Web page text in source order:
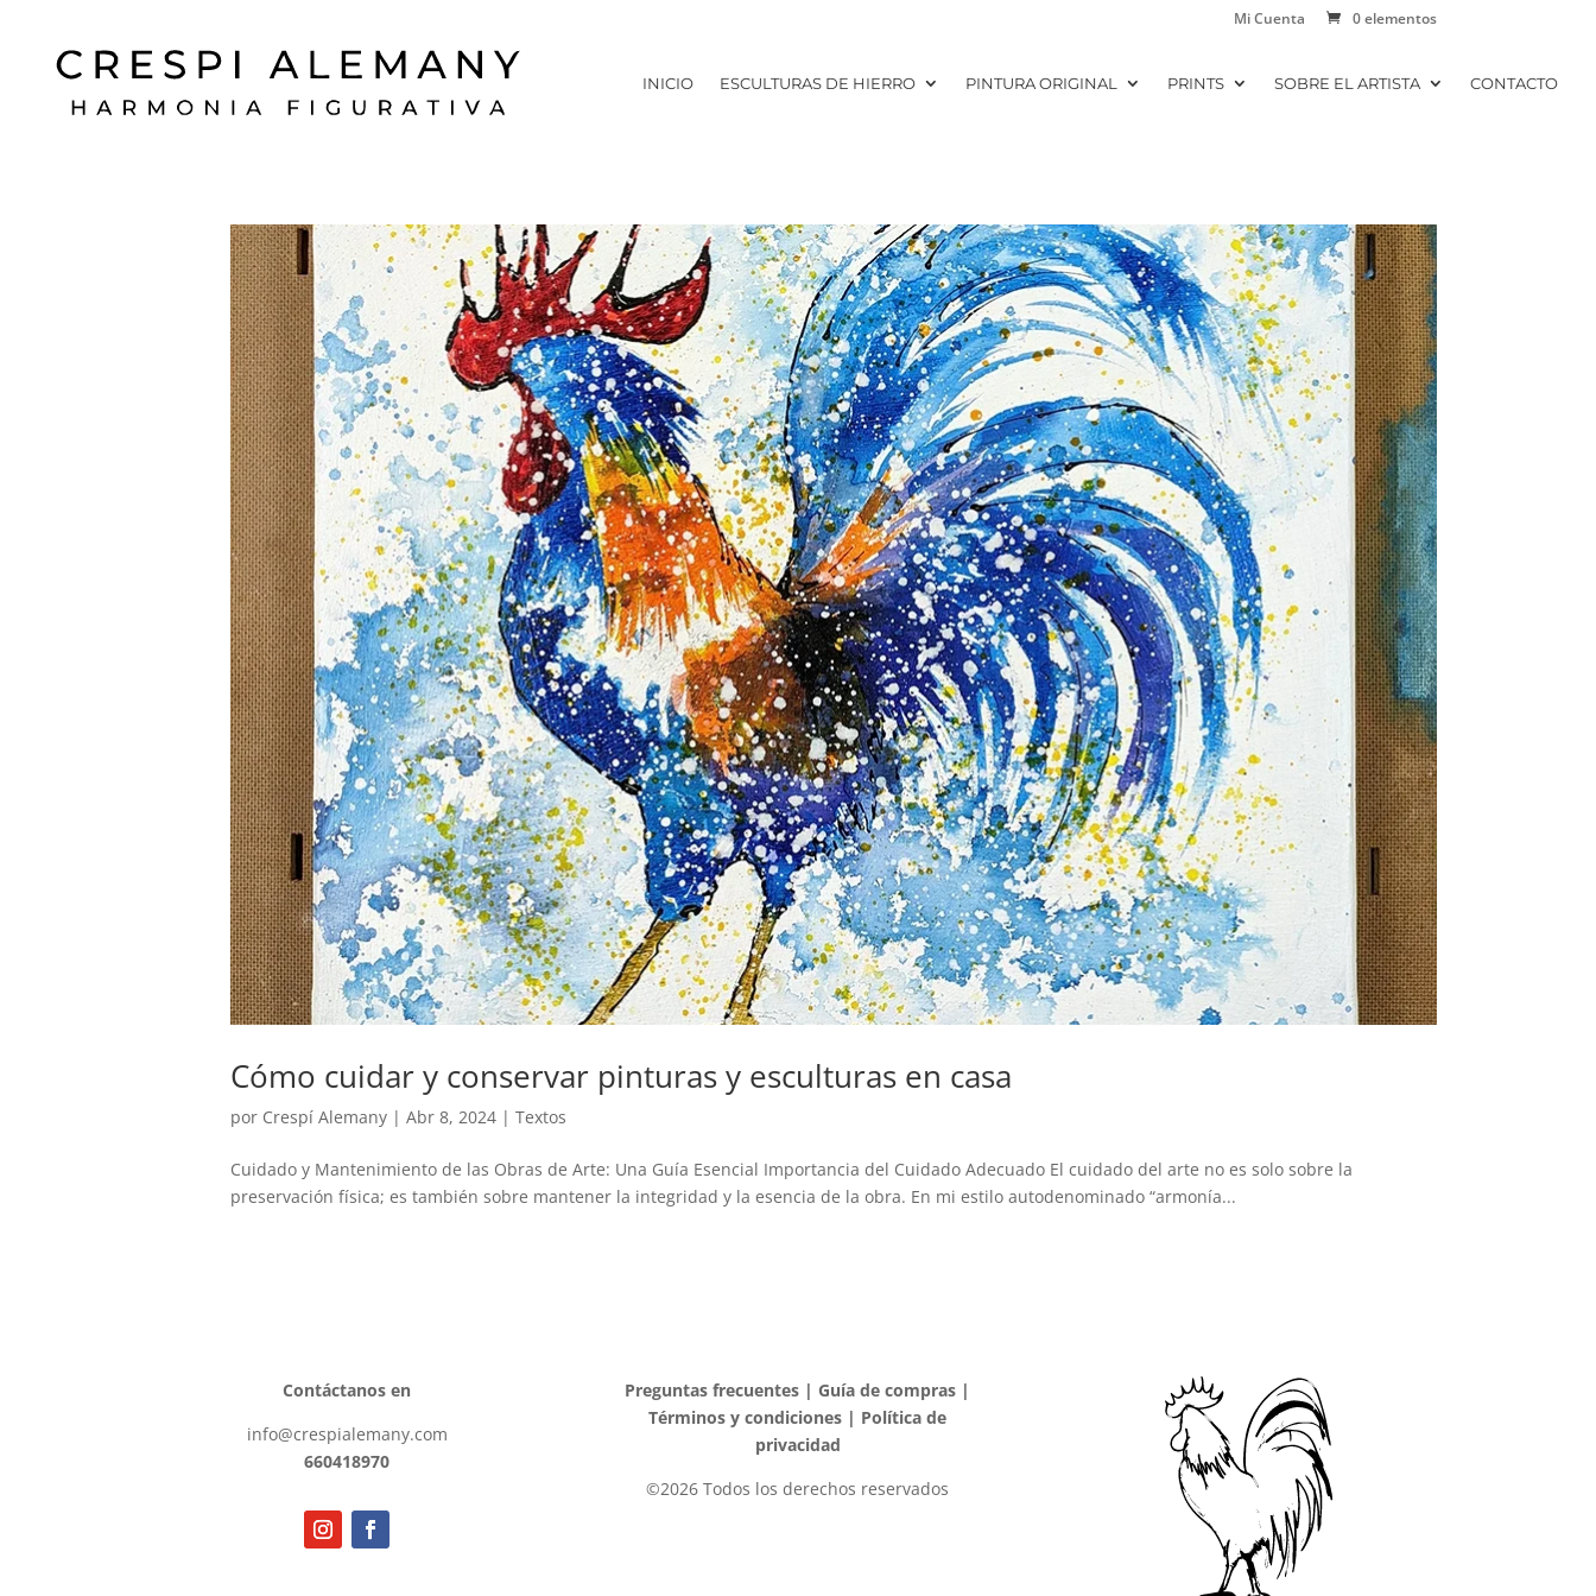
Mi Cuenta 0 elementos
INICIO ESCULTURAS DE HIERRO PINTURA ORIGINAL PRINTS SOBRE EL ARTISTA CONTACTO
Cómo cuidar y conservar pinturas y esculturas en casa
por Crespí Alemany| Abr 8, 2024| Textos
Cuidado y Mantenimiento de las Obras de Arte: Una Guía Esencial Importancia del Cuidado Adecuado El cuidado del arte no es solo sobre la
preservación física; es también sobre mantener la integridad y la esencia de la obra. En mi estilo autodenominado “armonía...
Contáctanos en
info@crespialemany.com
660418970
Preguntas frecuentes | Guía de compras |
Términos y condiciones | Política de
privacidad
©2026 Todos los derechos reservados